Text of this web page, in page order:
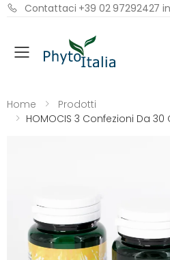
Contattaci +39 02 97292427
Menu
Home
Prodotti
HOMOCIS 3 Confezioni Da 30